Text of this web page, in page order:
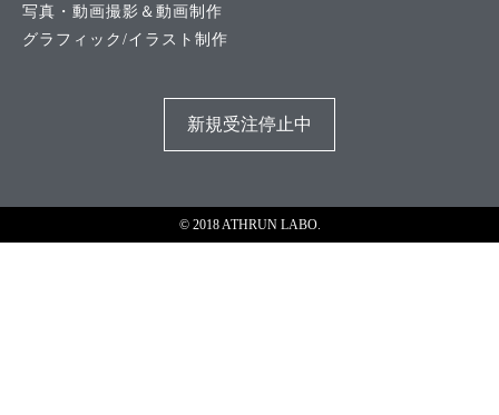
写真・動画撮影＆動画制作
グラフィック/イラスト制作
新規受注停止中
© 2018 ATHRUN LABO.